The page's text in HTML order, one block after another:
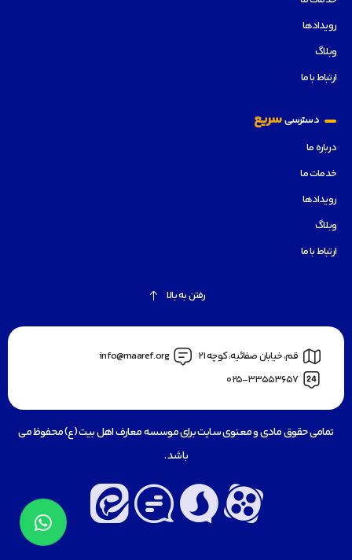
رویدادها
وبلاگ
ارتباط با ما
دسترسیسریع
درباره ما
خدمات ما
رویدادها
وبلاگ
ارتباط با ما
رفتن به بالا
قم، خیابان صفائیه، کوچه 21
info@maaref.org
025-33553657
تمامی حقوق مادی و معنوی سایت برای موسسه معارف اهل بیت (ع) محفوظ می
باشد .